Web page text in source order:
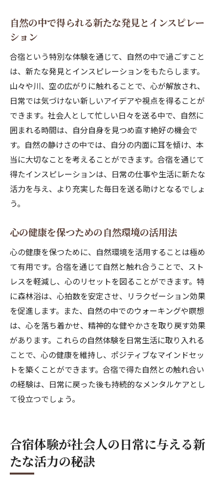
自然の中で得られる新たな発見とインスピレー
ション
合宿という特別な体験を通じて、自然の中で過ごすこと
は、新たな発見とインスピレーションをもたらします。
山々や川、空の広がりに触れることで、心が解放され、
日常では気づけない新しいアイデアや視点を得ることが
できます。社会人として忙しい日々を送る中で、自然に
囲まれる時間は、自分自身を見つめ直す絶好の機会で
す。自然の静けさの中では、自分の内面に耳を傾け、本
当に大切なことを考えることができます。合宿を通じて
得たインスピレーションは、日常の仕事や生活に新たな
活力を与え、より充実した毎日を送る助けとなるでしょ
う。
心の健康を保つための自然環境の活用法
心の健康を保つために、自然環境を活用することは極め
て有用です。合宿を通じて自然と触れ合うことで、スト
レスを軽減し、心のリセットを図ることができます。特
に森林浴は、心拍数を安定させ、リラクゼーション効果
を促進します。また、自然の中でのウォーキングや瞑想
は、心を落ち着かせ、精神的な健やかさを取り戻す効果
があります。これらの自然体験を日常生活に取り入れる
ことで、心の健康を維持し、ポジティブなマインドセッ
トを築くことができます。合宿で得た自然との触れ合い
の経験は、日常に戻った後も持続的なメンタルケアとし
て役立つでしょう。
合宿体験が社会人の日常に与える新
たな活力の秘訣